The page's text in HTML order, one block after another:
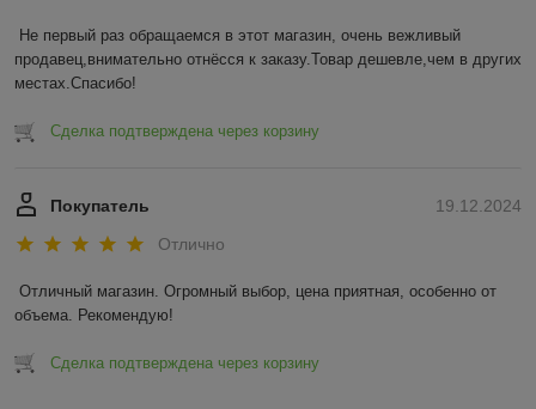
Не первый раз обращаемся в этот магазин, очень вежливый
продавец,внимательно отнёсся к заказу.Товар дешевле,чем в других
местах.Спасибо!
Сделка подтверждена через корзину
19.12.2024
Покупатель
Отлично
Отличный магазин. Огромный выбор, цена приятная, особенно от
объема. Рекомендую!
Сделка подтверждена через корзину